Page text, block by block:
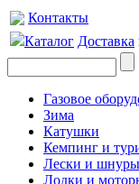
Контакты
Каталог Доставка
Газовое
Зима
Катушки
Кемпинг и
Лески и шнуры
Лодки и